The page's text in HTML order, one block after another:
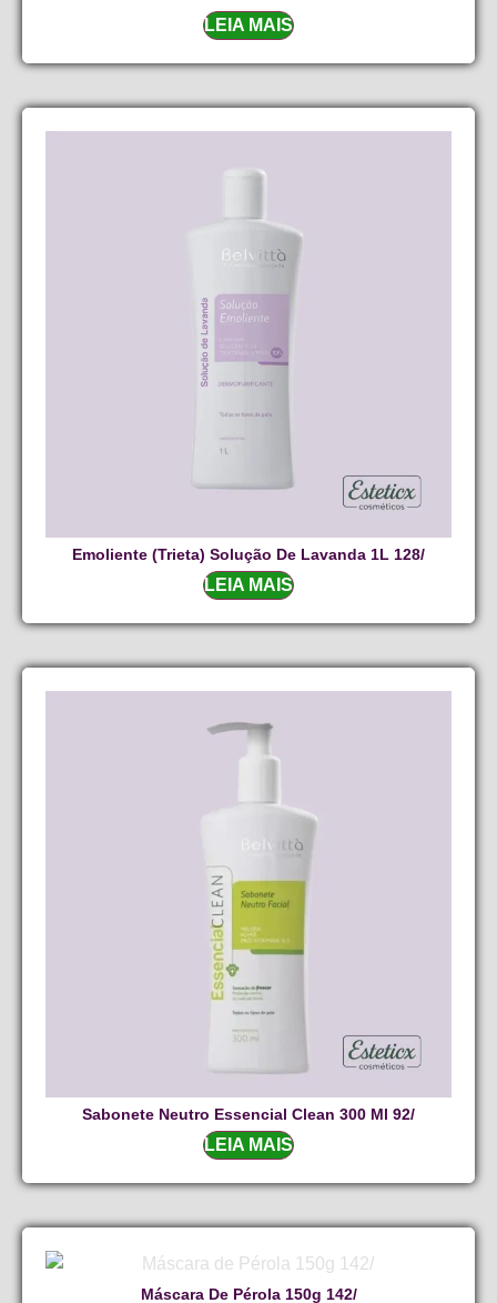
LEIA MAIS
Emoliente (trieta) Solução De Lavanda 1L 128/
LEIA MAIS
Sabonete Neutro Essencial Clean 300 Ml 92/
LEIA MAIS
Máscara De Pérola 150g 142/